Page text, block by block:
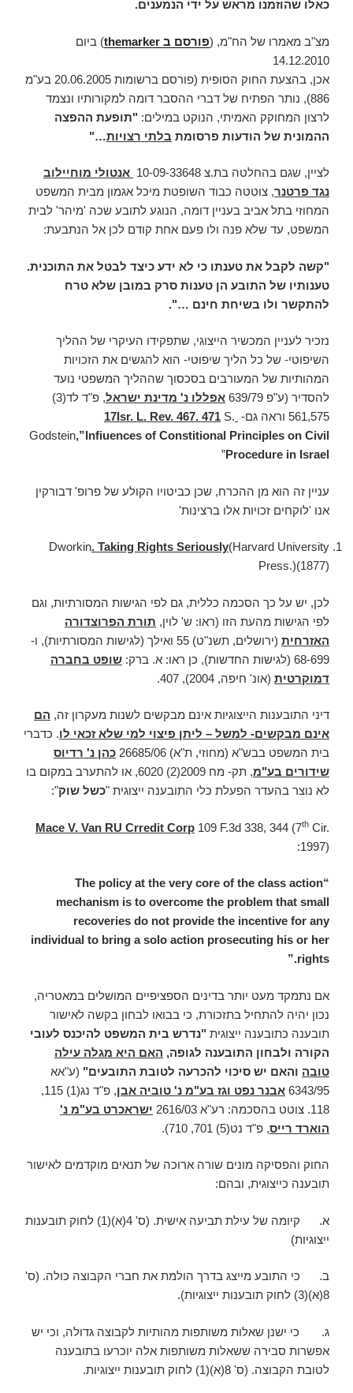
כאלו שהוזמנו מראש על ידי הנמענים.
מצ"ב מאמרו של הח"מ, (פורסם ב themarker
) ביום
14.12.2010
אכן, בהצעת החוק הסופית (פורסם ברשומות 20.06.2005 בע"מ
886), נותר הפתיח של דברי ההסבר דומה למקורותיו ונצמד
לרצון המחוקק האמיתי, הנוקט במילים: "תופעת ההפצה
ההמונית של הודעות פרסומת בלתי רצויות…"
לציין, שגם בהחלטה בת.צ 10-09-33648
אנטולי מוחיילוב
נגד פרטנר, צוטטה כבוד השופטת מיכל אגמון מבית המשפט
המחוזי בתל אביב בעניין דומה, הנוגע לתובע שכה 'מיהר' לבית
המשפט, עד שלא פנה ולו פעם אחת קודם לכן אל הנתבעת:
"קשה לקבל את טענתו כי לא ידע כיצד לבטל את התוכנית.
טענותיו של התובע הן טענות סרק במובן שלא טרח
להתקשר ולו בשיחת חינם …".
נזכיר לעניין המכשיר הייצוגי, שתפקידו העיקרי של ההליך
השיפוטי- של כל הליך שיפוטי- הוא להגשים את הזכויות
המהותיות של המעורבים בסכסוך שההליך המשפטי נועד
להסדיר (ע"פ 639/79
אפללו נ' מדינת ישראל
, פ"ד לד(3)
561,575 וראה גם-
S.
Godstein,”Infiuences of Constitional Principles on Civil
Procedure in Israel
”
עניין זה הוא מן ההכרח, שכן כביטויו הקולע של פרופ' דבורקין
אנו 'לוקחים זכויות אלו ברצינות'
Dworkin. Taking Rights Seriously(Harvard University
Press.)(1877)
לכן, יש על כך הסכמה כללית, גם לפי הגישות המסורתיות, וגם
לפי הגישות מהעת הזו (ראו: ש' לוין, תורת הפרוצדורה
האזרחית
(ירושלים, תשנ"ט) 55 ואילך (לגישות המסורתיות), ו-
68-699 (לגישות החדשות), כן ראו: א. ברק:
שופט בחברה
דמוקרטית (אונ' חיפה, 2004), 407.
דיני התובענות הייצוגיות אינם מבקשים לשנות מעקרון זה, הם
אינם מבקשים- למשל – ליתן פיצוי למי שלא זכאי לו. כדברי
בית המשפט בבש"א (מחוזי, ת"א) 26685/06
כהן נ' רדיוס
שידורים בע"מ
, תק- מח 2009(2) 6020, או להתערב במקום בו
לא נוצר בהעדר הפעלת כלי התובענה ייצוגית "כשל שוק":
Mace V. Van RU Crredit Corp 109 F.3d 338, 344 (7th Cir.
1997):
“The policy at the very core of the class action
mechanism is to overcome the problem that small
recoveries do not provide the incentive for any
individual to bring a solo action prosecuting his or her
rights.”
אם נתמקד מעט יותר בדינים הספציפיים המושלים במאטריה,
נכון יהיה להתחיל בתזכורת, כי בבואו לבחון בקשה לאישור
תובענה כתובענה ייצוגית "נדרש בית המשפט להיכנס לעובי
הקורה ולבחון התובענה לגופה, האם היא מגלה עילה
טובה והאם יש סיכוי להכרעה לטובת התובעים" (ע"אא
6343/95 אבנר נפט וגז בע"מ נ' טוביה אבן
, פ"ד נג(1) 115,
118. צוטט בהסכמה: רע"א 2616/03
ישראכרט בע"מ נ'
הוארד רייס, פ"ד נט(5) 701, 710).
החוק והפסיקה מונים שורה ארוכה של תנאים מוקדמים לאישור
תובענה כייצוגית, ובהם:
א. קיומה של עילת תביעה אישית. (ס' 4(א)(1) לחוק תובענות
ייצוגיות)
ב. כי התובע מייצג בדרך הולמת את חברי הקבוצה כולה. (ס'
8(א)(3) לחוק תובענות ייצוגיות).
ג. כי ישנן שאלות משותפות מהותיות לקבוצה גדולה, וכי יש
אפשרות סבירה ששאלות משותפות אלה יוכרעו בתובענה
לטובת הקבוצה. (ס' 8(א)(1) לחוק תובענות ייצוגיות.